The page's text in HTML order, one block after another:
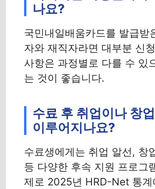
나요?
국민내일배움카드를 발급받
자와 재직자라면 대부분 신
사항은 과정별로 다를 수 있
는 것이 좋습니다.
수료 후 취업이나 창
이루어지나요?
수료생에게는 취업 알선, 창
등 다양한 후속 지원 프로그
제로 2025년 HRD-Net 통계